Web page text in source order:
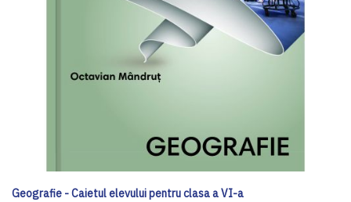
Geografie - Caietul elevului pentru clasa a VI-a